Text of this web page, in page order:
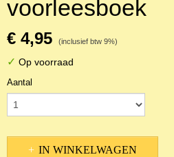
voorleesboek
€ 4,95 (inclusief btw 9%)
✓ Op voorraad
Aantal
IN WINKELWAGEN